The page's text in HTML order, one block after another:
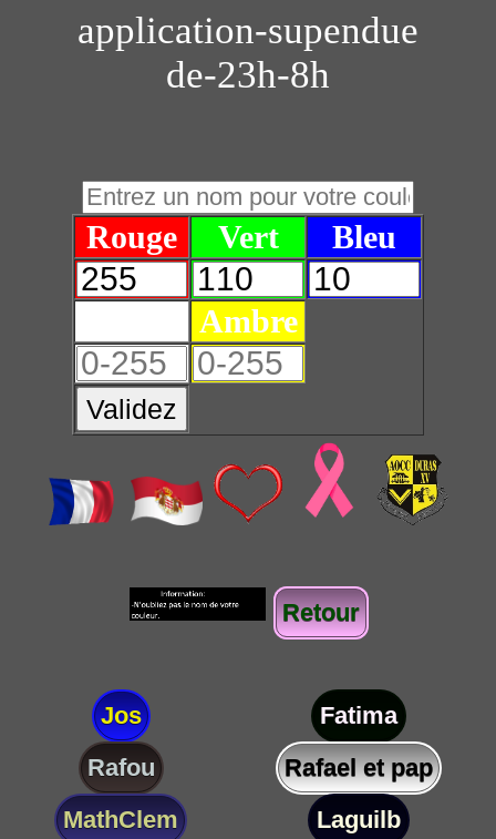
application-supendue
de-23h-8h
Rouge Vert Bleu
Ambre
Validez
Retour
Jos
Fatima
Rafou
Rafael et pap
MathClem
Laguilb